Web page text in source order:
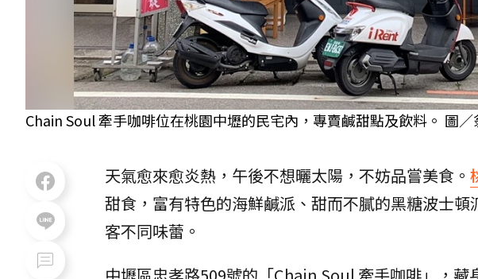
Chain Soul 牽手咖啡位在桃園中壢的民宅內，專賣鹹甜點及飲料。 圖／
天氣愈來愈炎熱，午後不想曬太陽，不妨品嘗美食。
甜食，富有特色的海鮮鹹派、甜而不膩的黑糖波士
客不同味蕾。